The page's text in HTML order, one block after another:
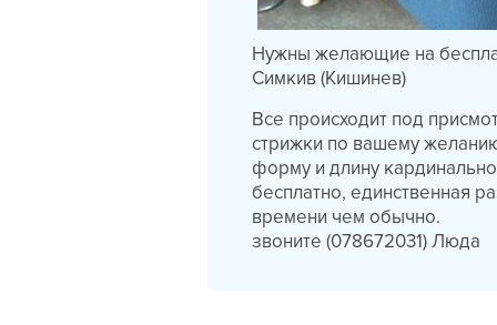
Нужны желающие на
Симкив (Кишинев)
Все происходит под
стрижки по вашему
форму и длину
бесплатно, единственная
времени чем обычно.
звоните (078672031) Люда